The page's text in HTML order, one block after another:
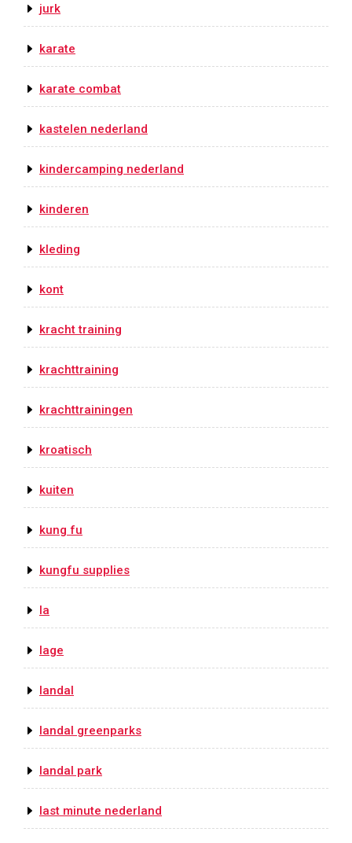
jurk
karate
karate combat
kastelen nederland
kindercamping nederland
kinderen
kleding
kont
kracht training
krachttraining
krachttrainingen
kroatisch
kuiten
kung fu
kungfu supplies
la
lage
landal
landal greenparks
landal park
last minute nederland